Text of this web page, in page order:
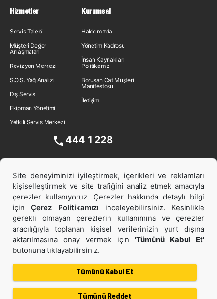
Hizmetler
Servis Talebi
Müşteri Değer
Anlaşmaları
Revizyon Merkezi
S.O.S. Yağ Analizi
Dış Servis
Ekipman Yönetimi
Yetkili Servis Merkezi
Kurumsal
Hakkımızda
Yönetim Kadrosu
İnsan Kaynakları
Politikamız
Borusan Cat Müşteri
Manifestosu
İletişim
444 1 228
İş Makinası ve Güç Sistemleri
İkinci el ve Kiralama
Site deneyiminizi iyileştirmek, içerikleri ve reklamları
kişiselleştirmek ve site trafiğini analiz etmek amacıyla
çerezler kullanıyoruz. Çerezler hakkında detaylı bilgi
için Çerez Politikamızı inceleyebilirsiniz. Kesinlikle
gerekli olmayan çerezlerin kullanımına ve çerezler
aracılığıyla toplanan kişisel verilerinizin yurt dışına
aktarılmasına onay vermek için'Tümünü Kabul Et'
butonuna tıklayabilirsiniz.
Tümünü Kabul Et
Tümünü Reddet